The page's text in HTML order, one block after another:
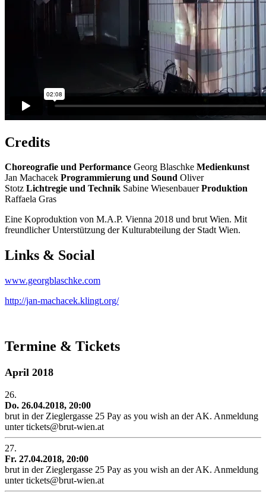
Credits
Choreografie und Performance Georg Blaschke Medienkunst
Jan Machacek Programmierung und Sound Oliver
Stotz Lichtregie und Technik Sabine WiesenbauerProduktion
Raffaela Gras
Eine Koproduktion von M.A.P. Vienna 2018 und brut Wien. Mit
freundlicher Unterstützung der Kulturabteilung der Stadt Wien.
Links & Social
www.georgblaschke.com
http://jan-machacek.klingt.org/
Termine & Tickets
April 2018
26.
Do. 26.04.2018, 20:00
brut in der Zieglergasse 25 Pay as you wish an der AK. Anmeldung
unter tickets@brut-wien.at
27.
Fr. 27.04.2018, 20:00
brut in der Zieglergasse 25 Pay as you wish an der AK. Anmeldung
unter tickets@brut-wien.at